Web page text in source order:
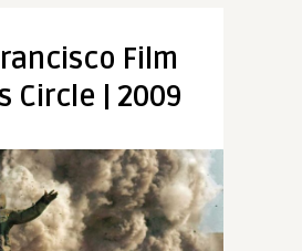
Film
Circle | 2009